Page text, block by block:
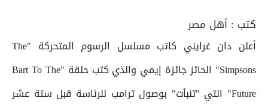
كتب : أهل مصر
أعلن دان غرايني كاتب مسلسل الرسوم المتحركة "The
Simpsons" الحائز جائزة إيمي والذي كتب حلقة "Bart To The
Future" التي "تنبأت" بوصول ترامب للرئاسة قبل ستة عشر